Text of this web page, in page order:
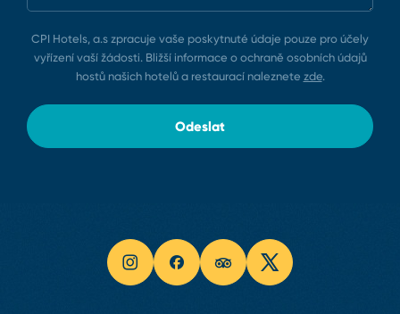
CPI Hotels, a.s zpracuje vaše poskytnuté údaje pouze pro účely
vyřízení vaší žádosti. Bližší informace o ochraně osobních údajů
hostů našich hotelů a restaurací naleznete zde.
Odeslat